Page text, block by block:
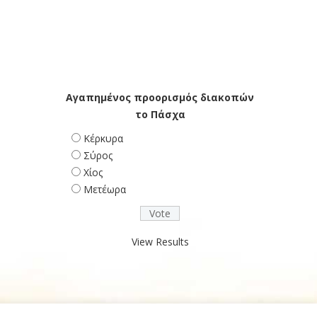
Αγαπημένος προορισμός διακοπών
το Πάσχα
Κέρκυρα
Σύρος
Χίος
Μετέωρα
View Results